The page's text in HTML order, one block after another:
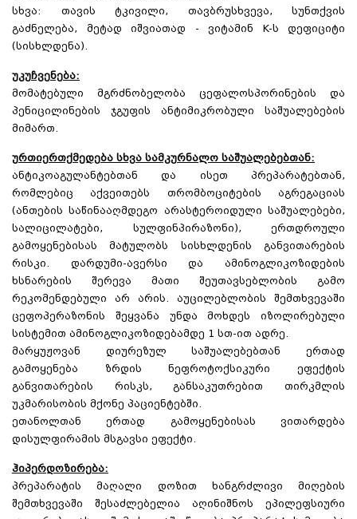
სხვა: თავის ტკივილი, თავბრუსხვევა, სუნთქვის
გაძნელება, მეტად იშვიათად - ვიტამინ K-ს დეფიციტი
(სისხლდენა).
უკუჩვენება:
მომატებული მგრძნობელობა ცეფალოსპორინების და
პენიცილინების ჯგუფის ანტიმიკრობული საშუალებების
მიმართ.
ურთიერთქმედება სხვა სამკურნალო საშუალებებთან:
ანტიკოაგულანტებთან და ისეთ პრეპარატებთან,
რომლებიც აქვეითებს თრომბოციტების აგრეგაციას
(ანთების საწინააღმდეგო არასტეროიდული საშუალებები,
სალიცილატები, სულფინპირაზონი), ერთდროული
გამოყენებისას მატულობს სისხლდენის განვითარების
რისკი. დარდუმი-ავერსი და ამინოგლიკოზიდების
ხსნარების შერევა მათი შეუთავსებლობის გამო
რეკომენდებული არ არის. აუცილებლობის შემთხვევაში
ცეფოპერაზონის შეყვანა უნდა მოხდეს იზოლირებული
სისტემით ამინოგლიკოზიდებამდე 1 სთ-ით ადრე.
მარყუჟოვან დიურეზულ საშუალებებთან ერთად
გამოყენება ზრდის ნეფროტოქსიკური ეფექტის
განვითარების რისკს, განსაკუთრებით თირკმლის
უკმარისობის მქონე პაციენტებში.
ეთანოლთან ერთად გამოყენებისას ვითარდება
დისულფირამის მსგავსი ეფექტი.
ჰიპერდოზირება:
პრეპარატის მაღალი დოზით ხანგრძლივი მიღების
შემთხვევაში შესაძლებელია აღინიშნოს ეპილეფსიური